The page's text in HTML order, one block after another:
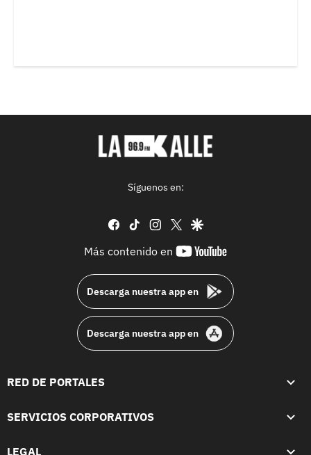
Síguenos en:
facebook
tiktok instagram
twittergoogle
Más contenido en
youtube-
Descarga nuestra app en
Descarga nuestra app en
RED DE PORTALES
SERVICIOS CORPORATIVOS
LEGAL